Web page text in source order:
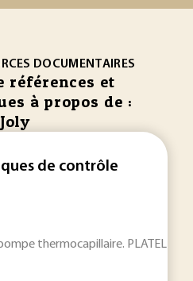
DOCUMENTAIRES
références et
à propos de :
Joly
de contrôle
thermocapillaire. PLATEL (V.),